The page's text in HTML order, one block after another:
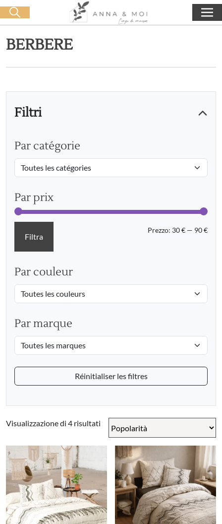
Consegna gratuita a partire da 60€ di acquisto 0,00€
BERBERE
Filtri
Par catégorie
Par prix
Filtra
Prezzo: 30 € — 90 €
Par couleur
Par marque
Réinitialiser les filtres
Visualizzazione di 4 risultati